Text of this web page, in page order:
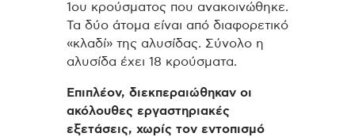
1ου κρούσματος που ανακοινώθηκε.
Τα δύο άτομα είναι από διαφορετικό
«κλαδί» της αλυσίδας. Σύνολο η
αλυσίδα έχει 18 κρούσματα.
Επιπλέον, διεκπεραιώθηκαν οι
ακόλουθες εργαστηριακές
εξετάσεις, χωρίς τον εντοπισμό